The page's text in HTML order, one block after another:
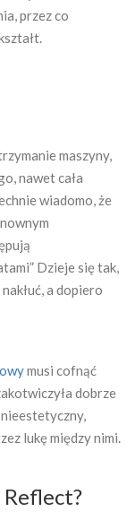
przez co
maszyny,
nawet cała
wiadomo, że
Dzieje się tak,
a dopiero
musi cofnąć
dobrze
lukę między nimi.